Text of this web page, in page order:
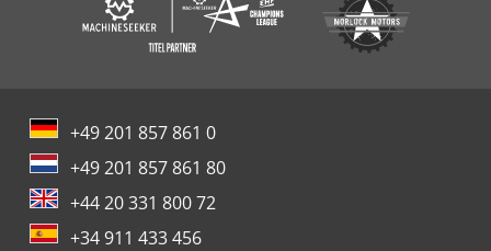
+49 201 857 861 0
+49 201 857 861 80
+44 20 331 800 72
+34 911 433 456